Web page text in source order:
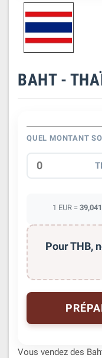
BAHT -
1 EUR =
QUEL MONTANT
PourTHB,
Vous vendez des